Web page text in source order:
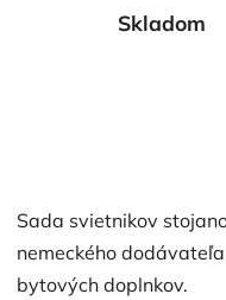
Skladom
Sada svietnikov
nemeckého
bytových doplnkov.